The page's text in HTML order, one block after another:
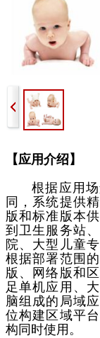
【应用介绍】
根据应用场
同，系统提供
版和标准版本
到卫生服务站
院、大型儿童
根据部署范围
版、网络版和
足单机应用、
脑组成的局域
位构建区域平
构同时使用。